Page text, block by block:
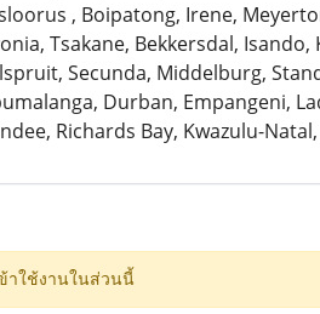
, Boipatong, Irene,
Tsakane, Bekkersdal,
Secunda, Middelburg,
Durban, Empangeni,
Richards Bay, Kwazulu-
าใช้งานในส่วนนี้